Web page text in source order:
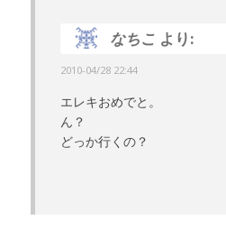
なちこ より:
2010-04/28 22:44
エレキおめでと。
ん？
どっか行くの？